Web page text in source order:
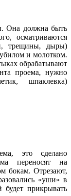
Она должна быть
осматриваются
трещины, дыры)
и молотком.
обрабатывают
проема, нужно
шпаклевка)
это сделано
переносят на
бокам. Отрезают,
«уши» в
прикрывать